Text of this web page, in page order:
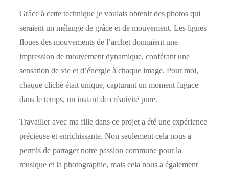
Grâce à cette technique je voulais obtenir des photos qui
seraient un mélange de grâce et de mouvement. Les lignes
floues des mouvements de l’archet donnaient une
impression de mouvement dynamique, conférant une
sensation de vie et d’énergie à chaque image. Pour moi,
chaque cliché était unique, capturant un moment fugace
dans le temps, un instant de créativité pure.
Travailler avec ma fille dans ce projet a été une expérience
précieuse et enrichissante. Non seulement cela nous a
permis de partager notre passion commune pour la
musique et la photographie, mais cela nous a également